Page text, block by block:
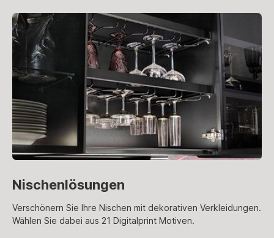
Nischenlösungen
Verschönern Sie Ihre Nischen mit dekorativen Verkleidungen.
Wählen Sie dabei aus 21 Digitalprint Motiven.